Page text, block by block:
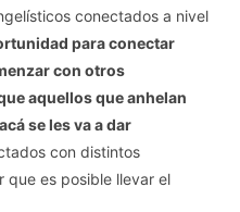
conectados a nivel
para conectar
con otros
aquellos que anhelan
se les va a dar
con distintos
que es posible llevar el